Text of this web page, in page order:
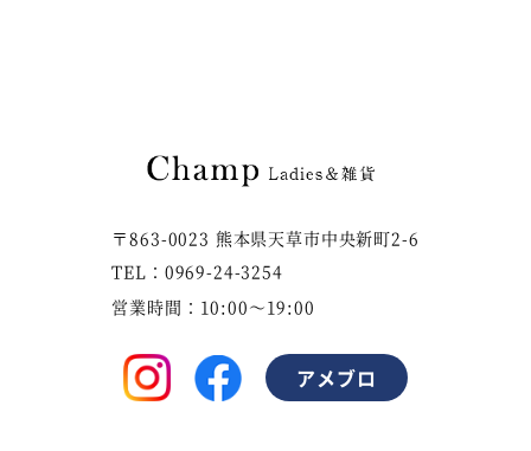
〒863-0023 熊本県天草市中央新町2-6
TEL：0969-24-3254
営業時間：10:00～19:00
アメブロ